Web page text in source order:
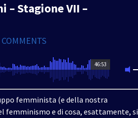
– Stagione VII –
46:53
femminista (e della nostra
femminismo e di cosa, esattamente, si